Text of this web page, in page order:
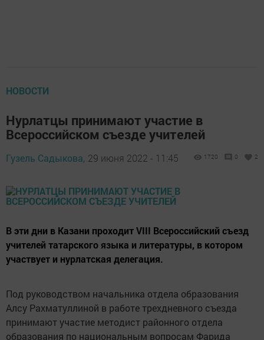
НОВОСТИ
Нурлатцы принимают участие в
Всероссийском съезде учителей
Гузель Садыкова, 29 июня 2022 - 11:45 1720 0 2
В эти дни в Казани проходит VIII Всероссийский съезд
учителей татарского языка и литературы, в котором
участвует и нурлатская делегация.
Под руководством начальника отдела образования
Алсу Рахматуллиной в работе трехдневного съезда
принимают участие методист районного отдела
образования по национальным вопросам Фарида